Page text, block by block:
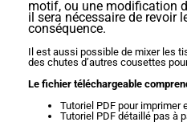
motif, ou une modification
il sera nécessaire de revoir
conséquence.
Il est aussi possible de mixer les
des chutes d’autres cousettes
Le fichier téléchargeable
Tutoriel PDF pour imprimer
Tutoriel PDF détaillé pas à